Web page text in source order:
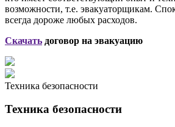
возможности, т.е. эвакуаторщикам.
всегда дороже любых расходов.
Скачать договор на эвакуацию
Техника безопасности
Техника безопасности